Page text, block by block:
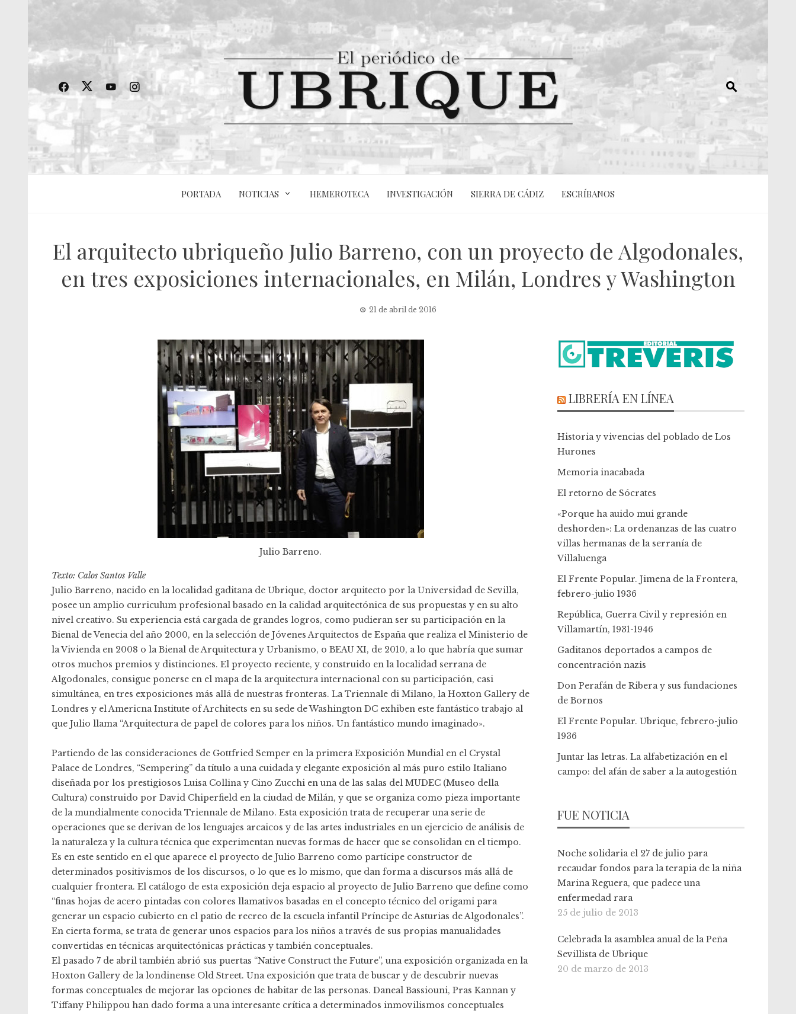
PORTADA NOTICIAS HEMEROTECA INVESTIGACIÓN SIERRA DE CÁDIZ ESCRÍBANOS
El arquitecto ubriqueño Julio Barreno, con un proyecto de Algodonales,
en tres exposiciones internacionales, en Milán, Londres y Washington
21 de abril de 2016
Julio Barreno.
Texto: Calos Santos Valle
Julio Barreno, nacido en la localidad gaditana de Ubrique, doctor arquitecto por la Universidad de Sevilla,
posee un amplio curriculum profesional basado en la calidad arquitectónica de sus propuestas y en su alto
nivel creativo. Su experiencia está cargada de grandes logros, como pudieran ser su participación en la
Bienal de Venecia del año 2000, en la selección de Jóvenes Arquitectos de España que realiza el Ministerio de
la Vivienda en 2008 o la Bienal de Arquitectura y Urbanismo, o BEAU XI, de 2010, a lo que habría que sumar
otros muchos premios y distinciones. El proyecto reciente, y construido en la localidad serrana de
Algodonales, consigue ponerse en el mapa de la arquitectura internacional con su participación, casi
simultánea, en tres exposiciones más allá de nuestras fronteras. La Triennale di Milano, la Hoxton Gallery de
Londres y el Americna Institute of Architects en su sede de Washington DC exhiben este fantástico trabajo al
que Julio llama “Arquitectura de papel de colores para los niños. Un fantástico mundo imaginado».
Partiendo de las consideraciones de Gottfried Semper en la primera Exposición Mundial en el Crystal
Palace de Londres, “Sempering” da título a una cuidada y elegante exposición al más puro estilo Italiano
diseñada por los prestigiosos Luisa Collina y Cino Zucchi en una de las salas del MUDEC (Museo della
Cultura) construido por David Chiperfield en la ciudad de Milán, y que se organiza como pieza importante
de la mundialmente conocida Triennale de Milano. Esta exposición trata de recuperar una serie de
operaciones que se derivan de los lenguajes arcaicos y de las artes industriales en un ejercicio de análisis de
la naturaleza y la cultura técnica que experimentan nuevas formas de hacer que se consolidan en el tiempo.
Es en este sentido en el que aparece el proyecto de Julio Barreno como partícipe constructor de
determinados positivismos de los discursos, o lo que es lo mismo, que dan forma a discursos más allá de
cualquier frontera. El catálogo de esta exposición deja espacio al proyecto de Julio Barreno que define como
“finas hojas de acero pintadas con colores llamativos basadas en el concepto técnico del origami para
generar un espacio cubierto en el patio de recreo de la escuela infantil Príncipe de Asturias de Algodonales”.
En cierta forma, se trata de generar unos espacios para los niños a través de sus propias manualidades
convertidas en técnicas arquitectónicas prácticas y también conceptuales.
El pasado 7 de abril también abrió sus puertas “Native Construct the Future”, una exposición organizada en la
Hoxton Gallery de la londinense Old Street. Una exposición que trata de buscar y de descubrir nuevas
formas conceptuales de mejorar las opciones de habitar de las personas. Daneal Bassiouni, Pras Kannan y
Tiffany Philippou han dado forma a una interesante crítica a determinados inmovilismos conceptuales
LIBRERÍA EN LÍNEA
Historia y vivencias del poblado de Los
Hurones
Memoria inacabada
El retorno de Sócrates
«Porque ha auido mui grande
deshorden»: La ordenanzas de las cuatro
villas hermanas de la serranía de
Villaluenga
El Frente Popular. Jimena de la Frontera,
febrero-julio 1936
República, Guerra Civil y represión en
Villamartín, 1931-1946
Gaditanos deportados a campos de
concentración nazis
Don Perafán de Ribera y sus fundaciones
de Bornos
El Frente Popular. Ubrique, febrero-julio
1936
Juntar las letras. La alfabetización en el
campo: del afán de saber a la autogestión
FUE NOTICIA
Noche solidaria el 27 de julio para
recaudar fondos para la terapia de la niña
Marina Reguera, que padece una
enfermedad rara
25 de julio de 2013
Celebrada la asamblea anual de la Peña
Sevillista de Ubrique
20 de marzo de 2013